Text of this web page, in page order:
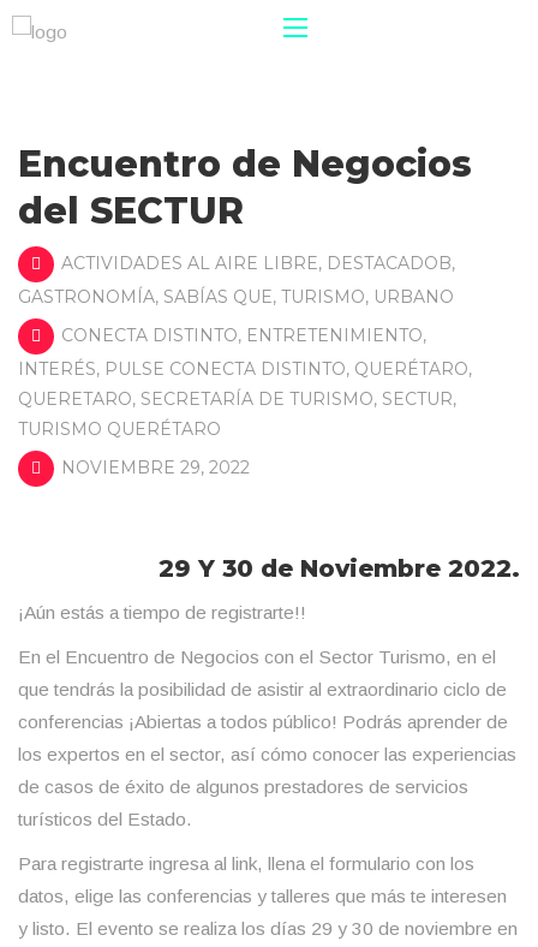
Encuentro de Negocios
del SECTUR
ACTIVIDADES AL AIRE LIBRE, DESTACADOB,
GASTRONOMÍA, SABÍAS QUE, TURISMO, URBANO
CONECTA DISTINTO, ENTRETENIMIENTO,
INTERÉS, PULSE CONECTA DISTINTO, QUERÉTARO,
QUERETARO, SECRETARÍA DE TURISMO, SECTUR,
TURISMO QUERÉTARO
NOVIEMBRE 29, 2022
29 Y 30 de Noviembre 2022.
¡Aún estás a tiempo de registrarte!!
En el Encuentro de Negocios con el Sector Turismo, en el
que tendrás la posibilidad de asistir al extraordinario ciclo de
conferencias ¡Abiertas a todos público! Podrás aprender de
los expertos en el sector, así cómo conocer las experiencias
de casos de éxito de algunos prestadores de servicios
turísticos del Estado.
Para registrarte ingresa al link, llena el formulario con los
datos, elige las conferencias y talleres que más te interesen
y listo. El evento se realiza los días 29 y 30 de noviembre en